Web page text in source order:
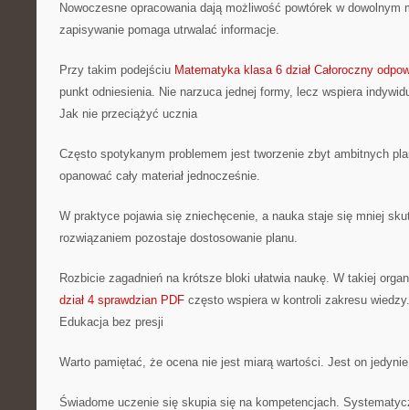
Nowoczesne opracowania dają możliwość powtórek w dowolnym
zapisywanie pomaga utrwalać informacje.
Przy takim podejściu Matematyka klasa 6 dział Całoroczny
punkt odniesienia. Nie narzuca jednej formy, lecz wspiera
Jak nie przeciążyć ucznia
Często spotykanym problemem jest tworzenie zbyt ambitnych
opanować cały materiał jednocześnie.
W praktyce pojawia się zniechęcenie, a nauka staje się mniej
rozwiązaniem pozostaje dostosowanie planu.
Rozbicie zagadnień na krótsze bloki ułatwia naukę. W takiej
dział 4 sprawdzian PDF często wspiera w kontroli zakresu wiedzy.
Edukacja bez presji
Warto pamiętać, że ocena nie jest miarą wartości. Jest on
Świadome uczenie się skupia się na kompetencjach.